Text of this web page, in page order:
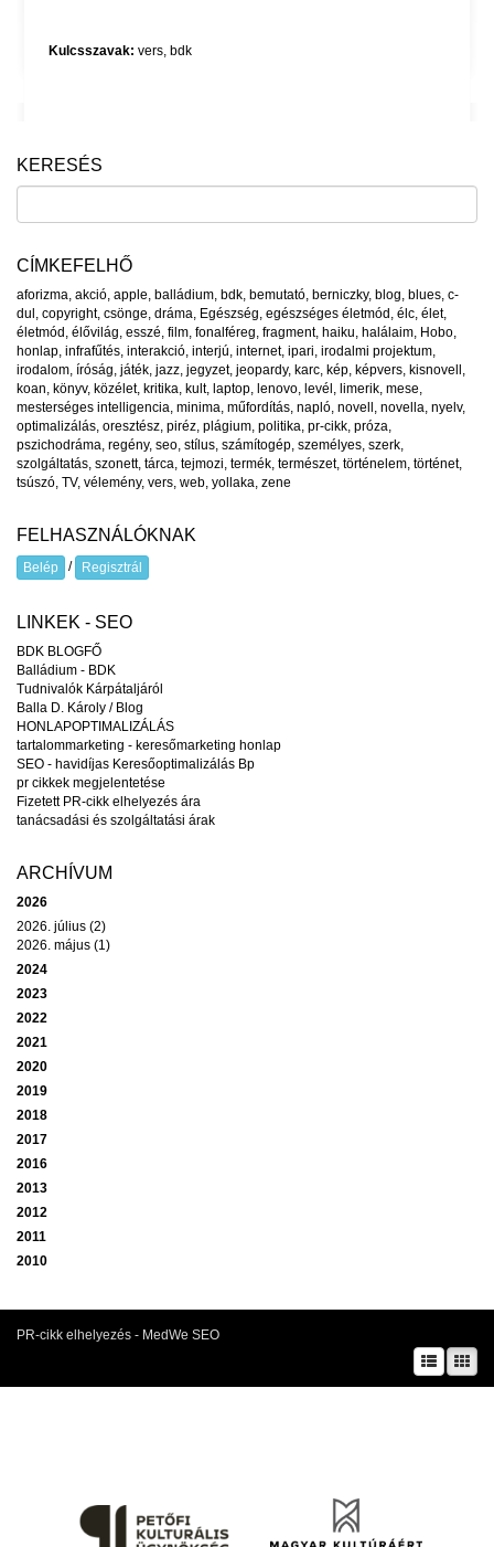
Kulcsszavak: vers bdk
KERESÉS
CÍMKEFELHŐ
aforizma akció apple balládium bdk bemutató berniczky, blog blues c-
dul copyright, csönge dráma Egészség egészséges életmód élc élet,
életmód élővilág esszé film fonalféreg fragment, haiku halálaim Hobo
honlap infrafűtés interakció interjú internet, ipari irodalmi projektum
irodalom íróság játék jazz jegyzet, jeopardy, karc kép képvers kisnovell
koan könyv, közélet, kritika kult, laptop lenovo levél limerik mese
mesterséges intelligencia minima műfordítás napló novell novella nyelv,
optimalizálás oresztész piréz plágium politika pr-cikk próza
pszichodráma regény, seo stílus számítogép személyes szerk
szolgáltatás szonett, tárca tejmozi termék természet, történelem történet,
tsúszó TV, vélemény, vers web yollaka zene
FELHASZNÁLÓKNAK
Belép / Regisztrál
LINKEK - SEO
BDK BLOGFŐ
Balládium - BDK
Tudnivalók Kárpátaljáról
Balla D. Károly / Blog
HONLAPOPTIMALIZÁLÁS
tartalommarketing - keresőmarketing honlap
SEO - havidíjas Keresőoptimalizálás Bp
pr cikkek megjelentetése
Fizetett PR-cikk elhelyezés ára
tanácsadási és szolgáltatási árak
ARCHÍVUM
2026
2026. július (2)
2026. május (1)
2024
2023
2022
2021
2020
2019
2018
2017
2016
2013
2012
2011
2010
PR-cikk elhelyezés - MedWe SEO